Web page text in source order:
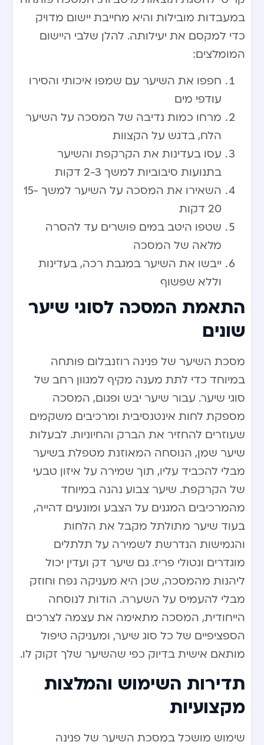
במעבדות מובילות והיא מחייבת יישום מדויק
כדי למקסם את יעילותה. להלן שלבי היישום
המומלצים:
חפפו את השיער עם שמפו איכותי והסירו
עודפי מים
מרחו כמות נדיבה של המסכה על השיער
הלח, בדגש על הקצוות
עסו בעדינות את הקרקפת והשיער
בתנועות סיבוביות למשך 2-3 דקות
השאירו את המסכה על השיער למשך 15-
20 דקות
שטפו היטב במים פושרים עד להסרה
מלאה של המסכה
ייבשו את השיער במגבת רכה, בעדינות
וללא שפשוף
התאמת המסכה לסוגי שיער
שונים
מסכת השיער של פנינה רוזנבלום פותחה
במיוחד כדי לתת מענה מקיף למגוון רחב של
סוגי שיער. עבור שיער יבש ופגום, המסכה
מספקת לחות אינטנסיבית ומרכיבים משקמים
שעוזרים להחזיר את הברק והחיוניות. לבעלות
שיער שמן, הנוסחה המאוזנת מטפלת בשיער
מבלי להכביד עליו, תוך שמירה על איזון טבעי
של הקרקפת. שיער צבוע נהנה במיוחד
מהמרכיבים המגנים על הצבע ומונעים דהייה,
בעוד שיער מתולתל מקבל את הלחות
והגמישות הנדרשת לשמירה על תלתלים
מוגדרים ונטולי פריז. גם שיער דק ועדין יכול
ליהנות מהמסכה, שכן היא מעניקה נפח וחוזק
מבלי להעמיס על השערה. הודות לנוסחה
הייחודית, המסכה מתאימה את עצמה לצרכים
הספציפיים של כל סוג שיער, ומעניקה טיפול
מותאם אישית בדיוק כפי שהשיער שלך זקוק לו.
תדירות השימוש והמלצות
מקצועיות
שימוש מושכל במסכת השיער של פנינה